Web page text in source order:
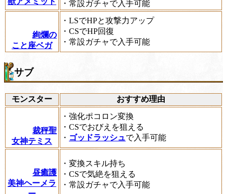
・常設ガチャで入手可能
絢爛の
こと座ベガ
・LSでHPと攻撃力アップ
・CSでHP回復
・常設ガチャで入手可能
サブ
モンスター おすすめ理由
裁秤聖
女神テミス
・強化ポコロン変換
・CSでおびえを狙える
・ ゴッドラッシュで入手可能
昼癒護
美神ヘーメラ
・変換スキル持ち
・CSで気絶を狙える
・常設ガチャで入手可能